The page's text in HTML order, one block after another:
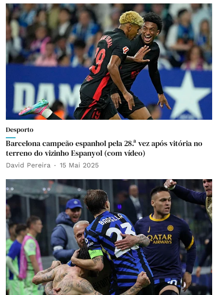
Desporto
Barcelona campeão espanhol pela 28.ª vez após vitória no
terreno do vizinho Espanyol (com vídeo)
David Pereira 15 Mai 2025